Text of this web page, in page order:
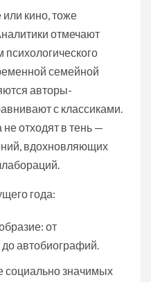
кино, тоже
отмечают
семейной
авторы-
с классиками.
отходят в тень —
вдохновляющих
года:
от
автобиографий.
социально значимых